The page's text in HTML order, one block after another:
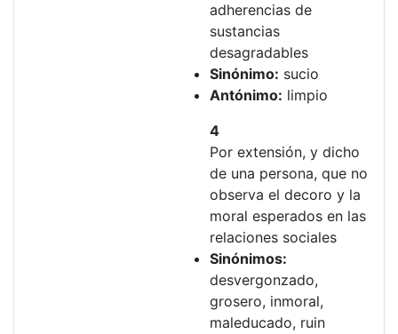
adherencias de
sustancias
desagradables
Sinónimo: sucio
Antónimo: limpio
4
Por extensión, y dicho
de una persona, que no
observa el decoro y la
moral esperados en las
relaciones sociales
Sinónimos:
desvergonzado,
grosero, inmoral,
maleducado, ruin